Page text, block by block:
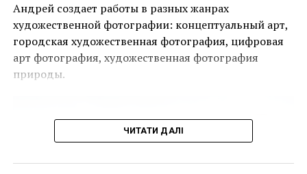
Однією з найяскравіших подій ярмарку стала
виставка двадцяти чотирьох вибраних робіт
Руперта Гарсії, одного з найвідоміших художників-
чикано, представлених колекцією спадщини
директор і куратор музею, за підтримки Bourlet Art
Ще одним помітним аспектом ярмарку був
Андрей создает работы в разных жанрах
художественной фотографии: концептуальный арт,
городская художественная фотография, цифровая
арт фотография, художественная фотография
природы.
ЧИТАТИ ДАЛІ